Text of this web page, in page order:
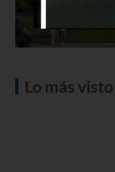
Lo más visto